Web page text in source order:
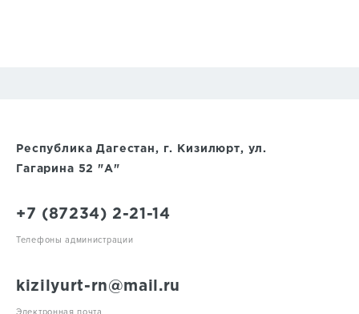
Республика Дагестан, г. Кизилюрт, ул.
Гагарина 52 "А"
+7 (87234) 2-21-14
Телефоны администрации
kizilyurt-rn@mail.ru